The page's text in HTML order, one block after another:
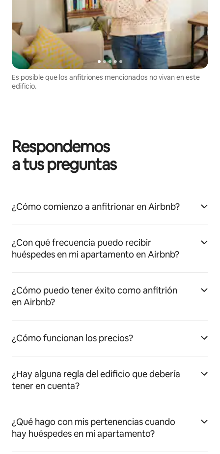
Es posible que los anfitriones mencionados no vivan en este
edificio.
Respondemos
a tus preguntas
¿Cómo comienzo a anfitrionar en Airbnb?
¿Con qué frecuencia puedo recibir
huéspedes en mi apartamento en Airbnb?
¿Cómo puedo tener éxito como anfitrión
en Airbnb?
¿Cómo funcionan los precios?
¿Hay alguna regla del edificio que debería
tener en cuenta?
¿Qué hago con mis pertenencias cuando
hay huéspedes en mi apartamento?